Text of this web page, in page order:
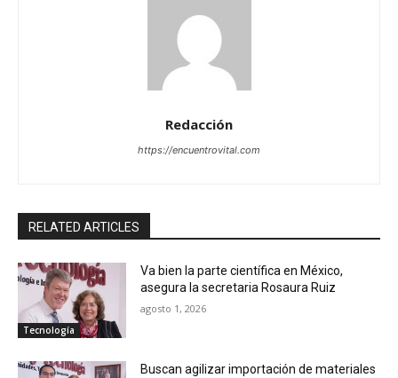
Redacción
https://encuentrovital.com
RELATED ARTICLES
Tecnología
Va bien la parte científica en México,
asegura la secretaria Rosaura Ruiz
agosto 1, 2026
Buscan agilizar importación de materiales